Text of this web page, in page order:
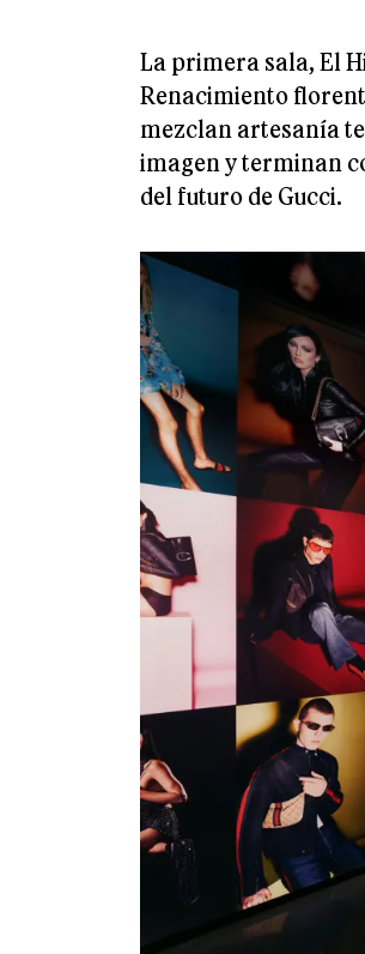
La primera sala, El
Renacimiento
mezclan artesanía
imagen y terminan
del futuro de Gucci.